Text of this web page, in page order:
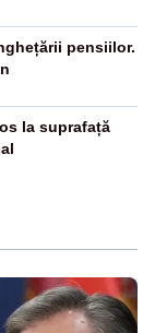
pensiilor.
la suprafață